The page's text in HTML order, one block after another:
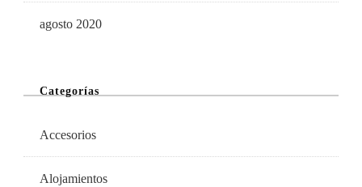
agosto 2020
Categorías
Accesorios
Alojamientos